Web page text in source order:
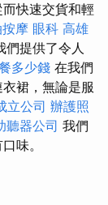
快速交貨和輕
摩 眼科 高雄
們提供了令人
多少錢 在我們
裙，無論是服
立公司 辦護照
聽器公司 我們
味。